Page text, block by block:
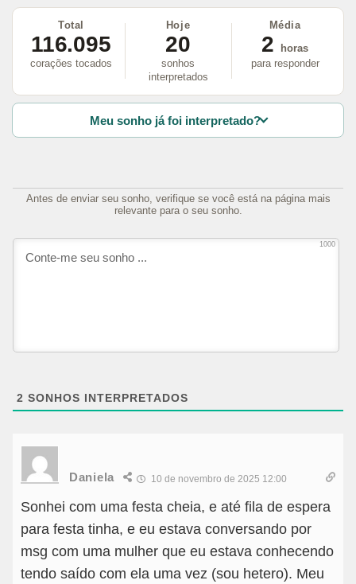
Total
116.095
corações tocados
Hoje
20
sonhos
interpretados
Média
2
horas
para responder
Meu sonho já foi interpretado?
Antes de enviar seu sonho, verifique se você está na página mais
relevante para o seu sonho.
1000
2 SONHOS INTERPRETADOS
Daniela 10 de novembro de 2025 12:00
Sonhei com uma festa cheia, e até fila de espera
para festa tinha, e eu estava conversando por
msg com uma mulher que eu estava conhecendo
tendo saído com ela uma vez (sou hetero). Meu